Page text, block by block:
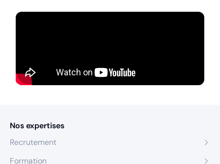
Nos expertises
Recrutement
Formation